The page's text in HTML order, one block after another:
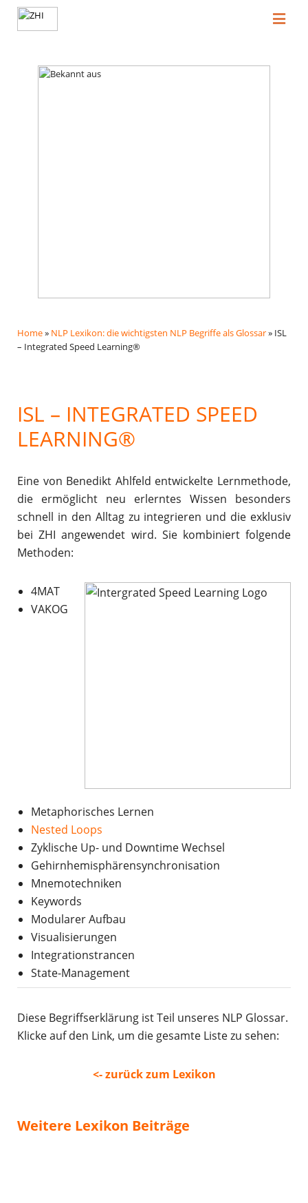
Home» NLP Lexikon: die wichtigsten NLP Begriffe als Glossar» ISL
– Integrated Speed Learning®
ISL – INTEGRATED SPEED
LEARNING®
Eine von Benedikt Ahlfeld entwickelte Lernmethode,
die ermöglicht neu erlerntes Wissen besonders
schnell in den Alltag zu integrieren und die exklusiv
bei ZHI angewendet wird. Sie kombiniert folgende
Methoden:
4MAT
VAKOG
Metaphorisches Lernen
Nested Loops
Zyklische Up- und Downtime Wechsel
Gehirnhemisphärensynchronisation
Mnemotechniken
Keywords
Modularer Aufbau
Visualisierungen
Integrationstrancen
State-Management
Diese Begriffserklärung ist Teil unseres NLP Glossar.
Klicke auf den Link, um die gesamte Liste zu sehen:
<- zurück zum Lexikon
Weitere Lexikon Beiträge